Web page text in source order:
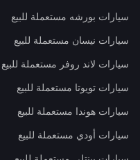
سيارات بورشه مستعملة للبيع
سيارات نيسان مستعملة للبيع
سيارات لاند روفر مستعملة للبيع
سيارات تويوتا مستعملة للبيع
سيارات هوندا مستعملة للبيع
سيارات أودي مستعملة للبيع